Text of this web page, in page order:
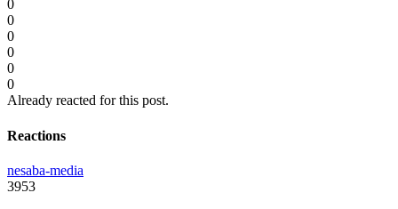
0
0
0
0
0
0
Already reacted for this post.
Reactions
nesaba-media
3953